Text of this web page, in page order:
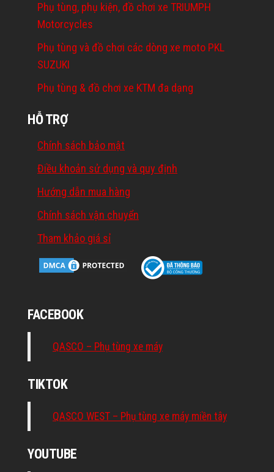
Phụ tùng, phụ kiện, đồ chơi xe TRIUMPH
Motorcycles
Phụ tùng và đồ chơi các dòng xe moto PKL
SUZUKI
Phụ tùng & đồ chơi xe KTM đa dạng
HỖ TRỢ
Chính sách bảo mật
Điều khoản sử dụng và quy định
Hướng dẫn mua hàng
Chính sách vận chuyển
Tham khảo giá sỉ
FACEBOOK
QASCO – Phụ tùng xe máy
TIKTOK
QASCO WEST – Phụ tùng xe máy miền tây
YOUTUBE